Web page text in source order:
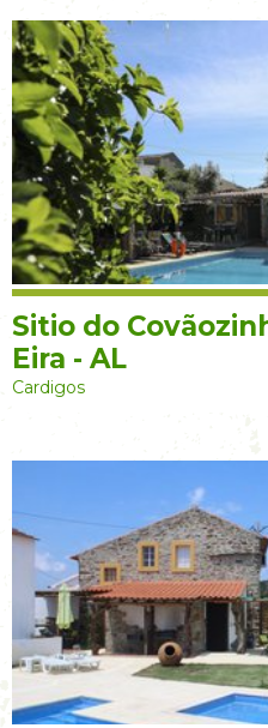
Sitio do
Eira - AL
Cardigos